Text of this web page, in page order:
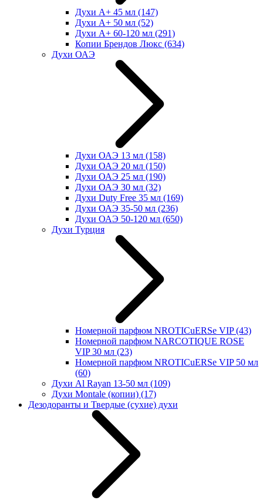
Духи А+ 45 мл (147)
Духи А+ 50 мл (52)
Духи А+ 60-120 мл (291)
Копии Брендов Люкс (634)
Духи ОАЭ
Духи ОАЭ 13 мл (158)
Духи ОАЭ 20 мл (150)
Духи ОАЭ 25 мл (190)
Духи ОАЭ 30 мл (32)
Духи Duty Free 35 мл (169)
Духи ОАЭ 35-50 мл (236)
Духи ОАЭ 50-120 мл (650)
Духи Турция
Номерной парфюм NROTICuERSe VIP(43)
Номерной парфюм NARCOTIQUE ROSE
VIP 30 мл (23)
Номерной парфюм NROTICuERSe VIP 50 мл
(60)
Духи Al Rayan 13-50 мл (109)
Духи Montale (копии) (17)
Дезодоранты и Твердые (сухие) духи